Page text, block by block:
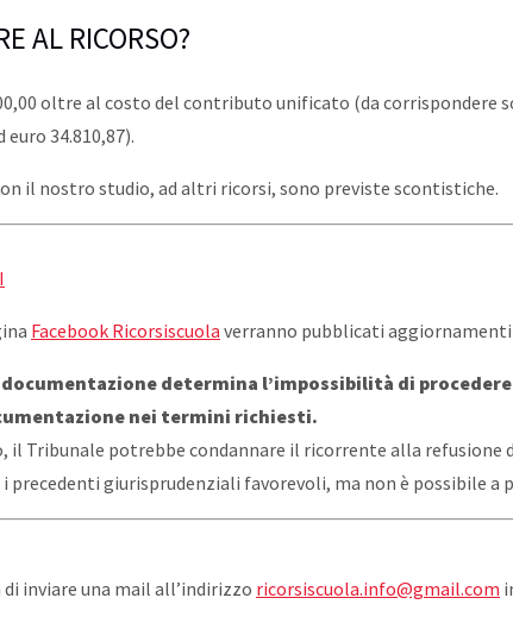
AL RICORSO?
oltre al costo del contributo unificato (da
34.810,87).
il nostro studio, ad altri ricorsi, sono previste scontistiche.
Facebook Ricorsiscuola verranno pubblicati
determina l’impossibilità di
nei termini richiesti.​
il Tribunale potrebbe condannare il ricorrente alla
precedenti giurisprudenziali favorevoli, ma non è possibile a
inviare una mail all’indirizzo ricorsiscuola.info@gmail.com